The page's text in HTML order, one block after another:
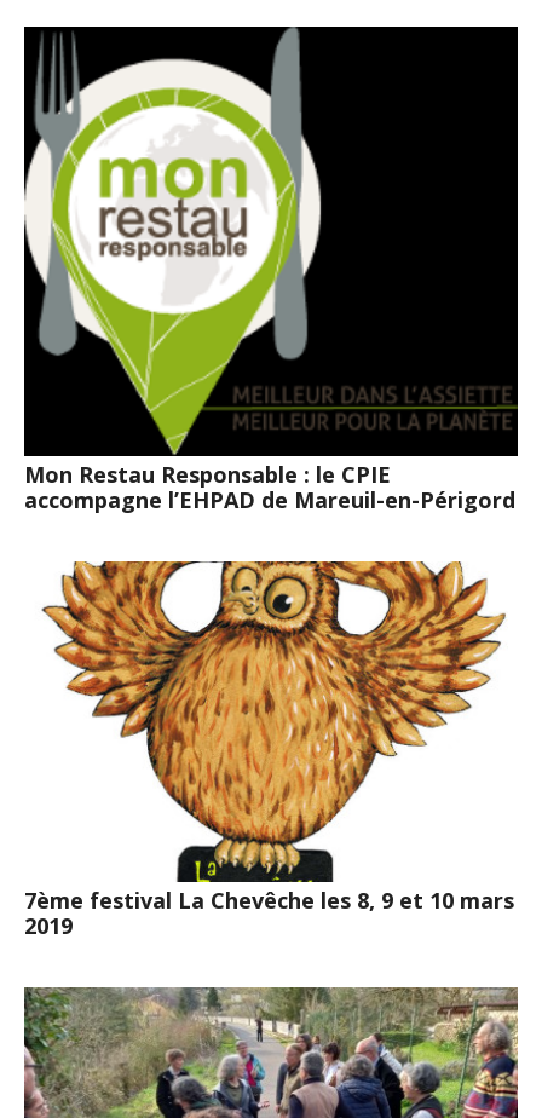
Mon Restau Responsable : le CPIE
accompagne l’EHPAD de Mareuil-en-Périgord
7ème festival La Chevêche les 8, 9 et 10 mars
2019